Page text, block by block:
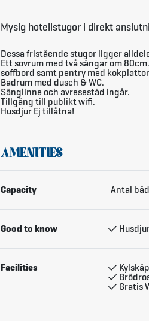
Mysig hotellstugor i direkt
Dessa fristående stugor ligger
Ett sovrum med två sängar om
soffbord samt pentry med
Badrum med dusch & WC.
Sänglinne och avresestäd ingår.
Tillgång till publikt wifi.
Husdjur Ej tillåtna!
AMENITIES
Capacity Antal
Good to know
Facilities Kylskåp
Gratis